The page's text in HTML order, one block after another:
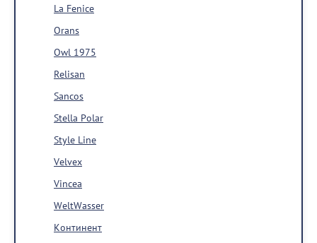
La Fenice
Orans
Owl 1975
Relisan
Sancos
Stella Polar
Style Line
Velvex
Vincea
WeltWasser
Континент